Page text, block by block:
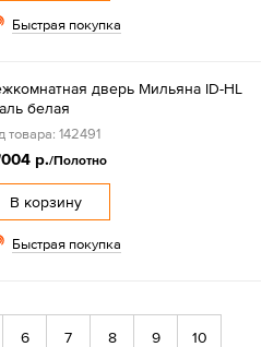
Быстрая покупка
дверь Мильяна ID-HL
белая
товара: 142491
р./Полотно
В корзину
Быстрая покупка
6 7 8 9 10